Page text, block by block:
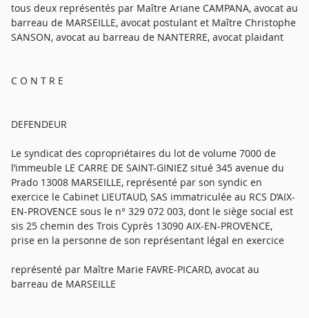
tous deux représentés par Maître Ariane CAMPANA, avocat au
barreau de MARSEILLE, avocat postulant et Maître Christophe
SANSON, avocat au barreau de NANTERRE, avocat plaidant
C O N T R E
DEFENDEUR
Le syndicat des copropriétaires du lot de volume 7000 de
l’immeuble LE CARRE DE SAINT-GINIEZ situé 345 avenue du
Prado 13008 MARSEILLE, représenté par son syndic en
exercice le Cabinet LIEUTAUD, SAS immatriculée au RCS D’AIX-
EN-PROVENCE sous le n° 329 072 003, dont le siège social est
sis 25 chemin des Trois Cyprès 13090 AIX-EN-PROVENCE,
prise en la personne de son représentant légal en exercice
représenté par Maître Marie FAVRE-PICARD, avocat au
barreau de MARSEILLE